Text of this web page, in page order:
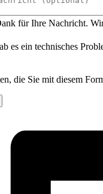
für Ihre Nachricht.
es ein technisches
die Sie mit diesem